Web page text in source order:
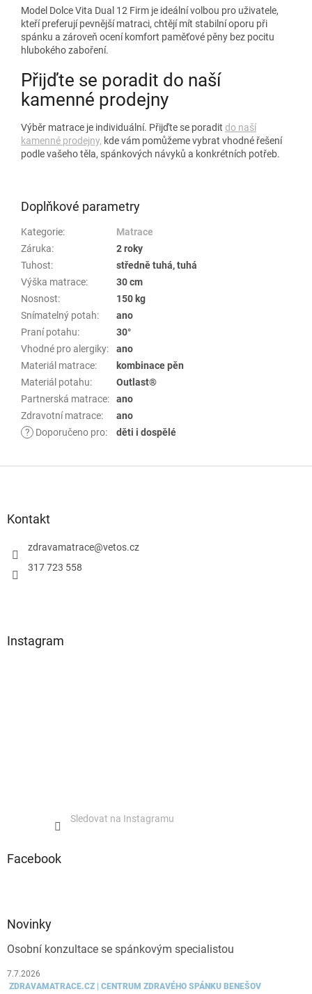
Model Dolce Vita Dual 12 Firm je ideální volbou pro uživatele,
kteří preferují pevnější matraci, chtějí mít stabilní oporu při
spánku a zároveň ocení komfort paměťové pěny bez pocitu
hlubokého zaboření.
Přijďte se poradit do naší
kamenné prodejny
Výběr matrace je individuální. Přijďte se poradit do naší
kamenné prodejny, kde vám pomůžeme vybrat vhodné řešení
podle vašeho těla, spánkových návyků a konkrétních potřeb.
Doplňkové parametry
Kategorie:
Matrace
Záruka:
2 roky
Tuhost:
středně tuhá, tuhá
Výška matrace:
30 cm
Nosnost:
150 kg
Snímatelný potah:
ano
Praní potahu:
30°
Vhodné pro alergiky:
ano
Materiál matrace:
kombinace pěn
Materiál potahu:
Outlast®
Partnerská matrace:
ano
Zdravotní matrace:
ano
?
Doporučeno pro: děti i dospělé
pKontakt
zdravamatrace@vetos.cz
317 723 558
Instagram
Sledovat na Instagramu
Facebook
Novinky
Osobní konzultace se spánkovým specialistou
7.7.2026
ZDRAVAMATRACE.CZ | CENTRUM ZDRAVÉHO SPÁNKU BENEŠOV